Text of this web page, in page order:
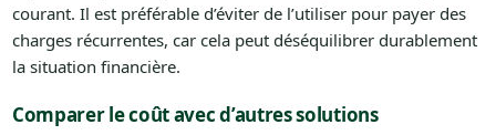
courant. Il est préférable d’éviter de l’utiliser pour payer des
charges récurrentes, car cela peut déséquilibrer durablement
la situation financière.
Comparer le coût avec d’autres solutions